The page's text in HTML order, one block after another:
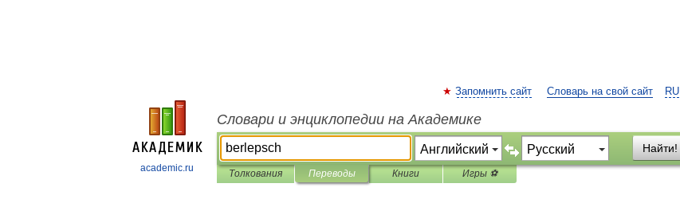
academic.ru
RU
Запомнить сайт Словарь на свой сайт
Словари и энциклопедии на Академике
Найти!
Толкования Переводы Книги Игры ⚽